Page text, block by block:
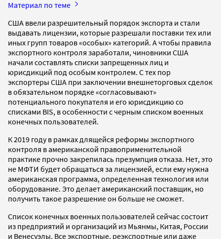
Материал по теме
США ввели разрешительный порядок экспорта и стали
выдавать лицензии, которые разрешали поставки тех или
иных групп товаров «особых» категорий. А чтобы правила
экспортного контроля заработали, чиновники США
начали составлять списки запрещенных лиц и
юрисдикций под особым контролем. С тех пор
экспортеры США при заключении внешнеторговых сделок
в обязательном порядке «согласовывают»
потенциального покупателя и его юрисдикцию со
списками BIS, в особенности с черным списком военных
конечных пользователей.
К 2019 году в рамках длящейся реформы экспортного
контроля в американской правоприменительной
практике прочно закрепилась презумпция отказа. Нет, это
не МФТИ будет обращаться за лицензией, если ему нужна
американская программа, определенная технология или
оборудование. Это делает американский поставщик, но
получить такое разрешение он больше не сможет.
Список конечных военных пользователей сейчас состоит
из предприятий и организаций из Мьянмы, Китая, России
и Венесуэлы. Все экспортные, реэкспортные или даже